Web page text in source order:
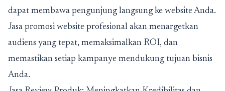
dapat membawa pengunjung langsung ke website Anda.
Jasa promosi website profesional akan menargetkan
audiens yang tepat, memaksimalkan ROI, dan
memastikan setiap kampanye mendukung tujuan bisnis
Anda.